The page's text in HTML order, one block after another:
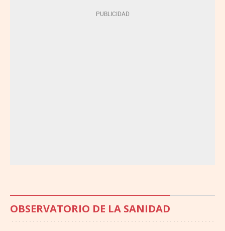
OBSERVATORIO DE LA SANIDAD